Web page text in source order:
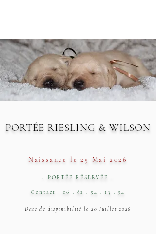
PORTÉE RIESLING & WILSON
Naissance le 25 Mai 2026
- PORTÉE RÉSERVÉE -
Contact :06 . 82 . 54 . 13 . 94
Date de disponibilité le 20 Juillet 2026